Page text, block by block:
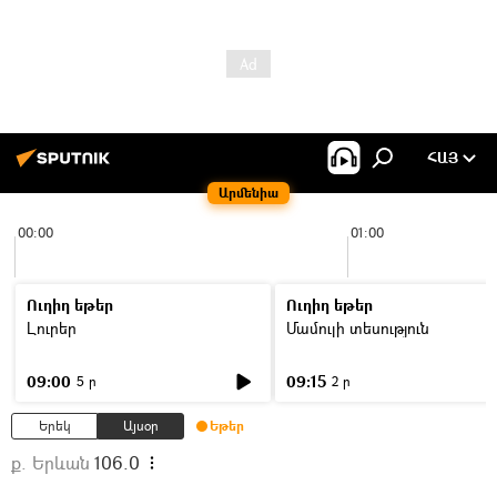
Արմենիա
ՀԱՅ
00:00 01:00
Ուղիղ եթեր
Լուրեր
09:00 5 ր
Ուղիղ եթեր
Մամուլի տեսություն
09:15 2 ր
Երեկ Այսօր Եթեր
ք. Երևան 106.0